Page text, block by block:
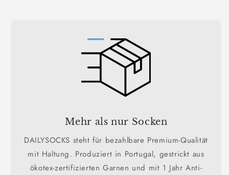
Mehr als nur Socken
DAILYSOCKS steht für bezahlbare Premium-Qualität
mit Haltung. Produziert in Portugal, gestrickt aus
ökotex-zertifizierten Garnen und mit 1 Jahr Anti-